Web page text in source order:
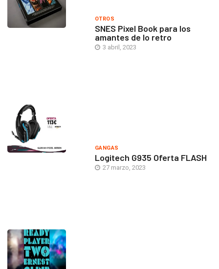
OTROS
SNES Pixel Book para los
amantes de lo retro
3 abril, 2023
GANGAS
Logitech G935 Oferta FLASH
27 marzo, 2023